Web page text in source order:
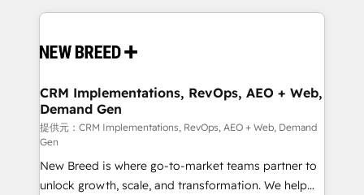
ISO9001:2015 取得 ✓ 400社以上の導入実績 ✓
HubSpot大百科 出版 CRM・AI活用に関するご相談、現
せください。
making this the official home for all three brands. 🔄
and system integrations powered by Globalia’s
trainers to drive platform adoption. 📈 Revenue
Generation - Full-funnel marketing and high-
performance advertising via Point Success Media. -
Expert deployment of Breeze AI and custom agents
to automate growth. 🏆 Elite Excellence - 8 platform
accreditations and deep HIPAA-compliance
CRM Implementations, RevOps, AEO + Web,
Demand Gen
提供元：CRM Implementations, RevOps, AEO + Web, Demand
Gen
New Breed is where go-to-market teams partner to
unlock growth, scale, and transformation. We help